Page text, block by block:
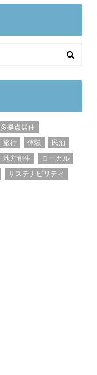
多拠点居住
旅行 体験
民泊
地方創生
ローカル
サステナビリティ